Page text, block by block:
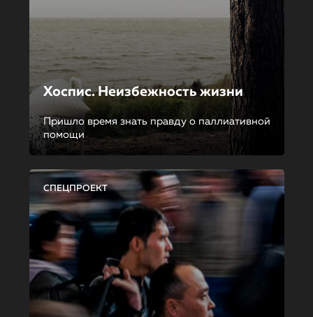
Хоспис. Неизбежность жизни
Пришло время знать правду о паллиативной
помощи
СПЕЦПРОЕКТ